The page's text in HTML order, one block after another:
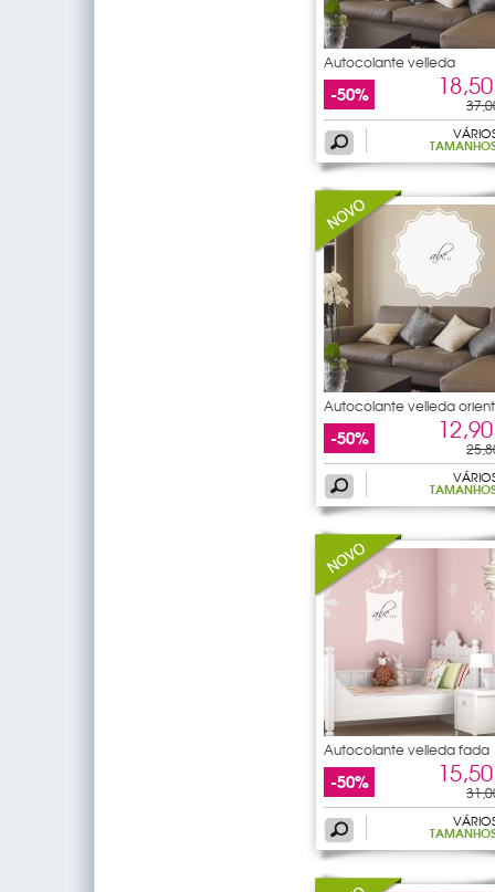
Autocolante velleda
borboleta
-50%
Autocolante velleda
-50%
Autocolante velleda fada
-50%